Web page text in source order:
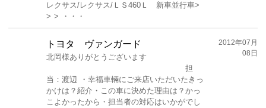
レクサス/レクサス/ＬＳ460Ｌ 新車並行車>
> > ・・・
トヨタ ヴァンガード
北岡様ありがとうございます
担
当：渡辺 ・幸福車輛にご来店いただいたきっ
かけは？紹介・この車に決めた理由は？かっ
こよかったから・担当者の対応はいかがでし
2012年07月
08日